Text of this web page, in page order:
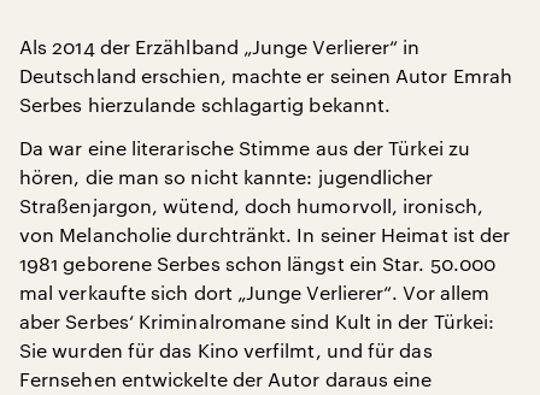
Als 2014 der Erzählband „Junge Verlierer“ in
Deutschland erschien, machte er seinen Autor Emrah
Serbes hierzulande schlagartig bekannt.
Da war eine literarische Stimme aus der Türkei zu
hören, die man so nicht kannte: jugendlicher
Straßenjargon, wütend, doch humorvoll, ironisch,
von Melancholie durchtränkt. In seiner Heimat ist der
1981 geborene Serbes schon längst ein Star. 50.000
mal verkaufte sich dort „Junge Verlierer“. Vor allem
aber Serbes‘ Kriminalromane sind Kult in der Türkei:
Sie wurden für das Kino verfilmt, und für das
Fernsehen entwickelte der Autor daraus eine